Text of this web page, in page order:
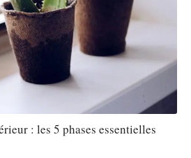
: les 5 phases essentielles